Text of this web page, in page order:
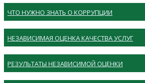
ЧТО НУЖНО ЗНАТЬ О КОРРУПЦИИ
НЕЗАВИСИМАЯ ОЦЕНКА КАЧЕСТВА УСЛУГ
РЕЗУЛЬТАТЫ НЕЗАВИСИМОЙ ОЦЕНКИ